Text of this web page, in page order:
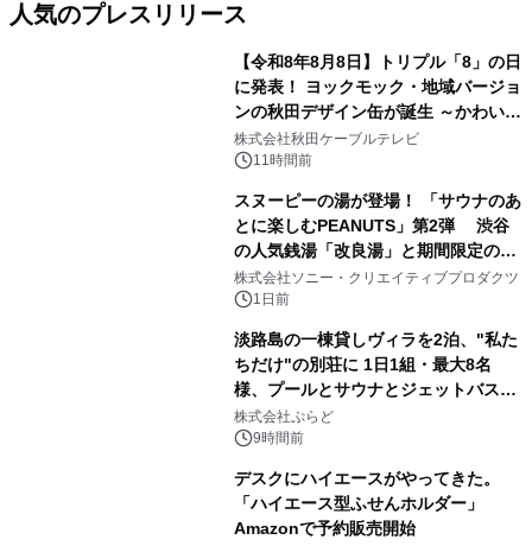
人気のプレスリリース
【令和8年8月8日】トリプル「8」の日
に発表！ ヨックモック・地域バージョ
ンの秋田デザイン缶が誕生 ～かわいい
秋田犬の子犬と秋田の四季と名所を巡
るパッケージ～ 9月1日(火)秋田県内で
株式会社秋田ケーブルテレビ
11時間前
スヌーピーの湯が登場！ 「サウナのあ
とに楽しむPEANUTS」第2弾 渋谷
の人気銭湯「改良湯」と期間限定のコ
ラボレーション サウナイキタイコラ
ボグッズも発売決定！
株式会社ソニー・クリエイティブプロダクツ
1日前
淡路島の一棟貸しヴィラを2泊、"私た
ちだけ"の別荘に 1日1組・最大8名
様、プールとサウナとジェットバス付
きで Villa Mon Temps AWAJIの連泊
素泊りプラン
株式会社ぷらど
9時間前
デスクにハイエースがやってきた。
「ハイエース型ふせんホルダー」
Amazonで予約販売開始